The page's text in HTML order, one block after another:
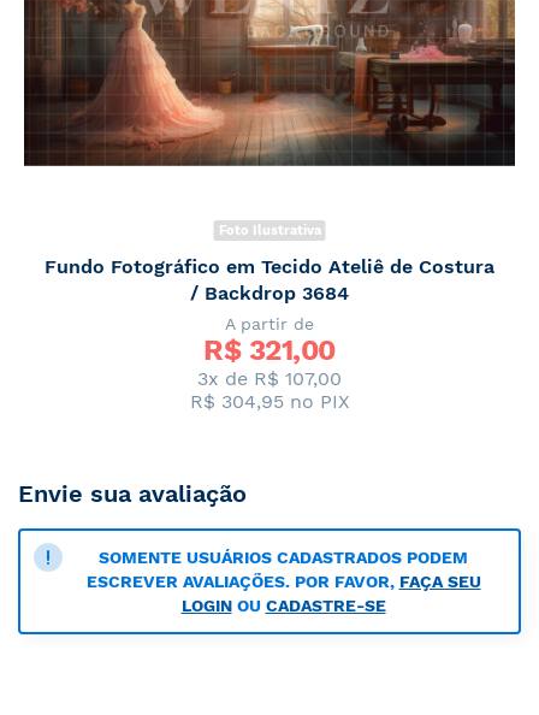
Foto Ilustrativa
Fundo Fotográfico em Tecido Ateliê de Costura
/ Backdrop 3684
A partir de
R$ 321,00
3x de R$ 107,00
R$ 304,95no PIX
Envie sua avaliação
SOMENTE USUÁRIOS CADASTRADOS PODEM
ESCREVER AVALIAÇÕES. POR FAVOR, FAÇA SEU
LOGINOU CADASTRE-SE